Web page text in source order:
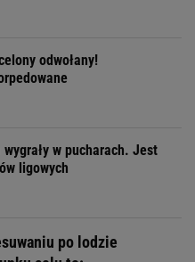
odwołany!
w pucharach. Jest
ligowych
po lodzie